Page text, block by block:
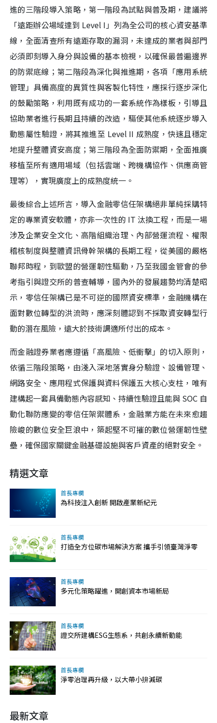
進的三階段導入策略，第一階段為試點與普及期，建議將
「遠距辦公場域達到 Level I」列為全公司的核心資安基準
線，全面清查所有遠距存取的漏洞，未達成的業者與部門
必須即刻導入身分與設備的基本檢視，以確保最普遍邊界
的防禦底線；第二階段為深化與推進期，各項「應用系統
管理」具備高度的異質性與客製化特性，應採行逐步深化
的鼓勵策略，利用既有成功的一套系統作為樣板，引導且
協助業者進行長期且持續的改造，驅使其他系統逐步導入
動態屬性驗證，將其推進至 Level II 成熟度，快速且穩定
地提升整體資安高度；第三階段為全面防禦期，全面推廣
移植至所有適用場域（包括雲端、跨機構協作、供應商管
理等），實現廣度上的成熟度統一。
最後綜合上述所言，導入金融零信任架構絕非單純採購特
定的專業資安軟體，亦非一次性的 IT 汰換工程，而是一場
涉及企業安全文化、高階組織治理、內部營運流程、權限
稽核制度與整體資訊骨幹架構的長期工程，從美國的嚴格
聯邦時程，到歐盟的營運韌性驅動，乃至我國金管會的參
考指引與證交所的普查輔導，國內外的發展趨勢均清楚昭
示，零信任架構已是不可逆的國際資安標準，金融機構在
面對數位轉型的洪流時，應深刻體認到不採取資安轉型行
動的潛在風險，遠大於技術調適所付出的成本。
而金融證券業者應遵循「高風險、低衝擊」的切入原則，
依循三階段策略，由淺入深地落實身分驗證、設備管理、
網路安全、應用程式保護與資料保護五大核心支柱，唯有
建構起一套具備動態內容感知、持續性驗證且能與 SOC 自
動化聯防應變的零信任架禦體系，金融業方能在未來愈趨
險峻的數位安全巨浪中，築起堅不可摧的數位營運韌性壁
壘，確保國家關鍵金融基礎設施與客戶資產的絕對安全。
精選文章
首長專欄
為科技注入創新 開啟產業新紀元
首長專欄
打造全方位碳市場解決方案 攜手引領臺灣淨零
首長專欄
多元化策略躍進，開創資本市場新局
首長專欄
證交所建構ESG生態系，共創永續新動能
首長專欄
淨零治理再升級，以大帶小拚減碳
最新文章